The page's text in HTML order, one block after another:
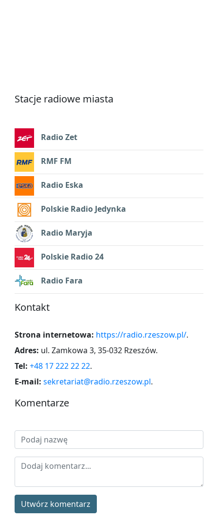
Stacje radiowe miasta
Radio Zet
RMF FM
Radio Eska
Polskie Radio Jedynka
Radio Maryja
Polskie Radio 24
Radio Fara
Kontakt
Strona internetowa: https://radio.rzeszow.pl/.
Adres: ul. Zamkowa 3, 35-032 Rzeszów.
Tel: +48 17 222 22 22.
E-mail: sekretariat@radio.rzeszow.pl.
Komentarze
Utwórz komentarz